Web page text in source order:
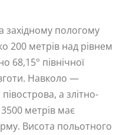
пологому
200 метрів над рівнем
68,15° північної
Навколо —
а злітно-
метрів має
Висота польотного